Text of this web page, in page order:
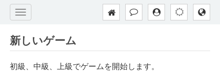
新しいゲーム
初級、中級、上級でゲームを開始します。